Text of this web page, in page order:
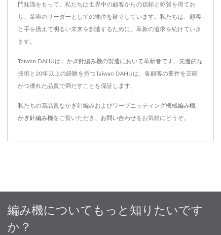
門知識をもって、私たちは世界中の顧客からの信頼と称賛を得てお
り、業界のリーダーとしての地位を確立しています。私たちは、顧客
と手を携えて明るい未来を創造するために、革新の追求を続けていき
ます。
Taiwan DAHUは、かぎ針編み機の製造において革新者です。先進的な
技術と20年以上の経験を持つTaiwan DAHUは、各顧客の要件を正確
かつ優れた品質で満たすことを保証します。
私たちの高品質なかぎ針編みおよびワープニッティング機械編み機
かぎ針編み機をご覧いただき、 お問い合わせをお気軽にどうぞ。
編み機についてもっと知りたいです
か？